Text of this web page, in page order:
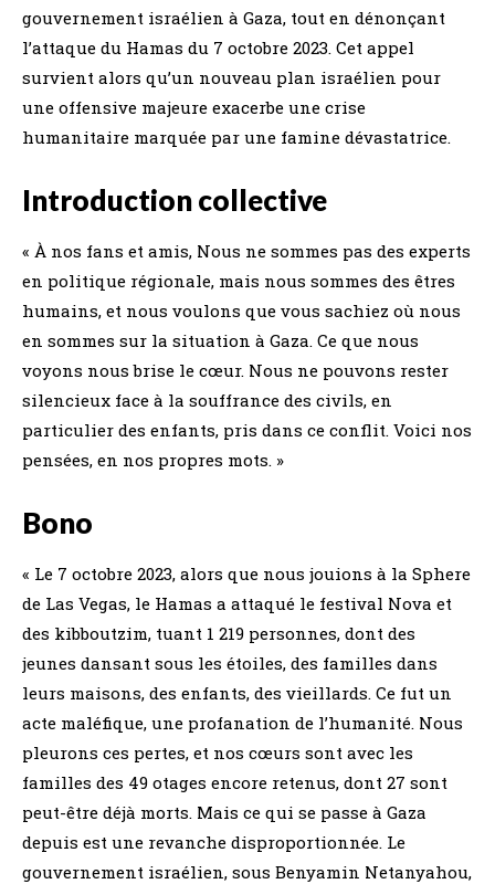
gouvernement israélien à Gaza, tout en dénonçant
l’attaque du Hamas du 7 octobre 2023. Cet appel
survient alors qu’un nouveau plan israélien pour
une offensive majeure exacerbe une crise
humanitaire marquée par une famine dévastatrice.
Introduction collective
« À nos fans et amis, Nous ne sommes pas des experts
en politique régionale, mais nous sommes des êtres
humains, et nous voulons que vous sachiez où nous
en sommes sur la situation à Gaza. Ce que nous
voyons nous brise le cœur. Nous ne pouvons rester
silencieux face à la souffrance des civils, en
particulier des enfants, pris dans ce conflit. Voici nos
pensées, en nos propres mots. »
Bono
« Le 7 octobre 2023, alors que nous jouions à la Sphere
de Las Vegas, le Hamas a attaqué le festival Nova et
des kibboutzim, tuant 1 219 personnes, dont des
jeunes dansant sous les étoiles, des familles dans
leurs maisons, des enfants, des vieillards. Ce fut un
acte maléfique, une profanation de l’humanité. Nous
pleurons ces pertes, et nos cœurs sont avec les
familles des 49 otages encore retenus, dont 27 sont
peut-être déjà morts. Mais ce qui se passe à Gaza
depuis est une revanche disproportionnée. Le
gouvernement israélien, sous Benyamin Netanyahou,